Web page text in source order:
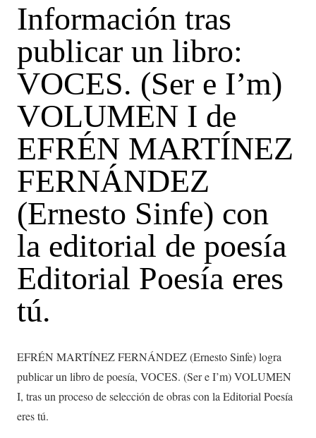
Información tras
publicar un libro:
VOCES. (Ser e I’m)
VOLUMEN I de
EFRÉN MARTÍNEZ
FERNÁNDEZ
(Ernesto Sinfe) con
la editorial de poesía
Editorial Poesía eres
tú.
EFRÉN MARTÍNEZ FERNÁNDEZ (Ernesto Sinfe) logra
publicar un libro de poesía, VOCES. (Ser e I’m) VOLUMEN
I, tras un proceso de selección de obras con la Editorial Poesía
eres tú.